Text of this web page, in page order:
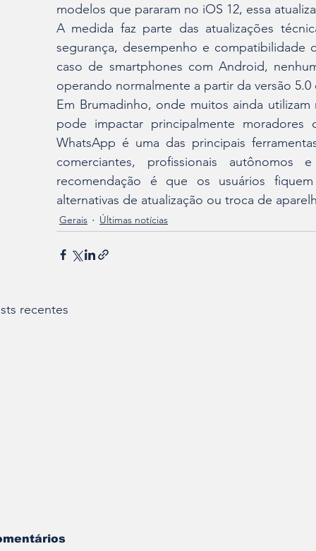
modelos que pararam no iOS 12, essa
A medida faz parte das atualizações
segurança, desempenho e compatibilidade
caso de smartphones com Android,
operando normalmente a partir da versão
Em Brumadinho, onde muitos ainda
pode impactar principalmente
WhatsApp é uma das principais
comerciantes, profissionais
recomendação é que os usuários
alternativas de atualização ou troca de
Gerais Últimas notícias
recentes